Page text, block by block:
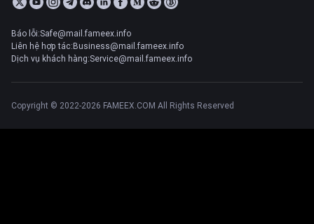
Báo lỗi:Safe@mail.fameex.info
Liên hệ hợp tác:Business@mail.fameex.info
Dịch vụ khách hàng:Service@mail.fameex.info
Copyright © 2022-2026 FAMEEX.COM All Rights Reserved